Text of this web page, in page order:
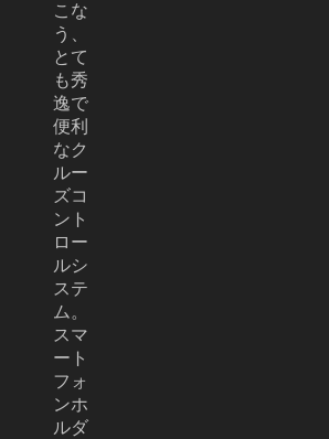
こな
う、
とて
も秀
逸で
便利
なク
ルー
ズコ
ント
ロー
ルシ
ステ
ム。
スマ
ート
フォ
ンホ
ルダ